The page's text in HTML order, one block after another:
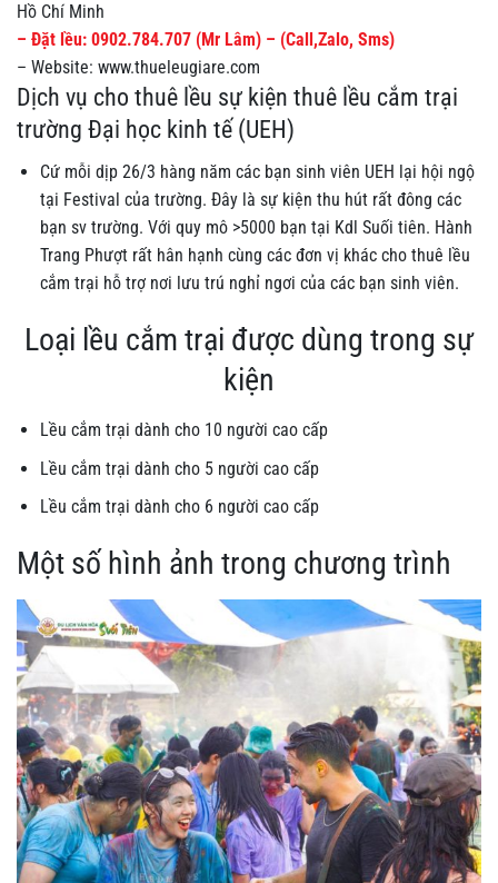
Hồ Chí Minh
– Đặt lều: 0902.784.707 (Mr Lâm) – (Call,Zalo, Sms)
– Website: www.thueleugiare.com
Dịch vụ cho thuê lều sự kiện thuê lều cắm trại
trường Đại học kinh tế (UEH)
Cứ mỗi dịp 26/3 hàng năm các bạn sinh viên UEH lại hội ngộ
tại Festival của trường. Đây là sự kiện thu hút rất đông các
bạn sv trường. Với quy mô >5000 bạn tại Kdl Suối tiên. Hành
Trang Phượt rất hân hạnh cùng các đơn vị khác cho thuê lều
cắm trại hỗ trợ nơi lưu trú nghỉ ngơi của các bạn sinh viên.
Loại lều cắm trại được dùng trong sự
kiện
Lều cắm trại dành cho 10 người cao cấp
Lều cắm trại dành cho 5 người cao cấp
Lều cắm trại dành cho 6 người cao cấp
Một số hình ảnh trong chương trình